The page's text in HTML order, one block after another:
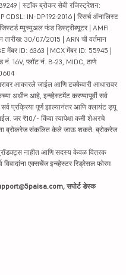
| स्टॉक ब्रोकर सेबी रजिस्ट्रेशन:
CDSL: IN-DP-192-2016 | रिसर्च ॲनालिस्ट
म्युच्युअल फंड डिस्ट्रीब्यूटर | AMFI
30/07/2015 | ARN ची वर्तमान
मेंबर ID: 6363 | MCX मेंबर ID: 55945 |
नं. 16V, प्लॉट नं. B-23, MIDC, ठाणे
आकारले जाईल आणि टक्केवारी आधारावर
अधीन आहे, इन्व्हेस्टमेंट करण्यापूर्वी सर्व
प्रक्रिया पूर्ण झाल्यानंतर आणि क्लायंट ड्यू
जर ₹10/- किंवा त्यापेक्षा कमी शेअरचे
ब्रोकरेज संकलित केले जाऊ शकते. ब्रोकरेज
नाहीत आणि सदस्य केवळ वितरक
एक्सचेंज इन्व्हेस्टर रिड्रेसल फोरम
सपोर्ट डेस्क